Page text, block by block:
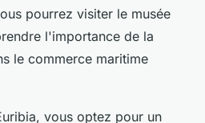
pourrez visiter le musée
l'importance de la
le commerce maritime
vous optez pour un